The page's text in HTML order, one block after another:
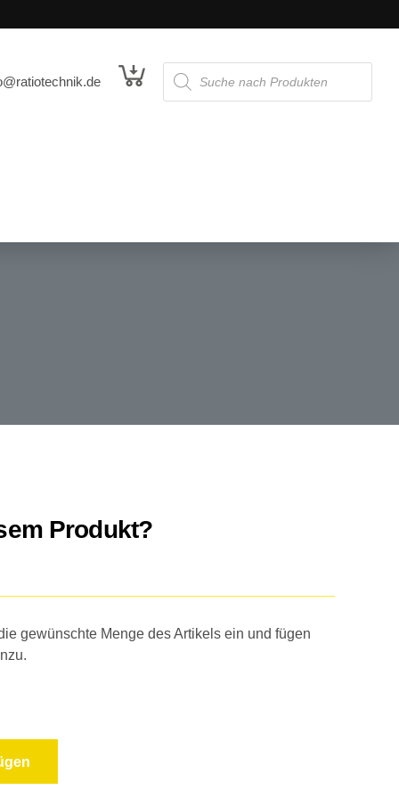
Produkt?
gewünschte Menge des Artikels ein und fügen